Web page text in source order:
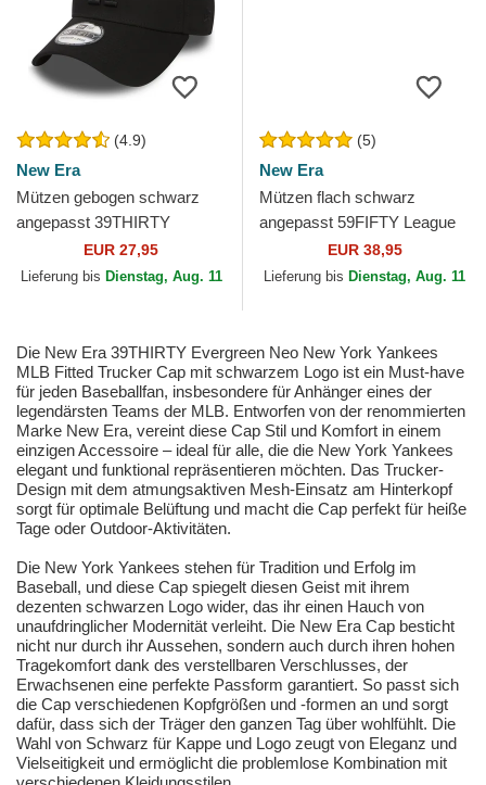
(4.9)
New Era
Mützen gebogen schwarz
angepasst 39THIRTY
Essential der Los Angeles
Dodgers MLB von New Era
EUR 27,95
Lieferung bis Dienstag, Aug. 11
(5)
New Era
Mützen flach schwarz
angepasst 59FIFTY League
Essential der Los Angeles
Dodgers MLB von New Era
EUR 38,95
Lieferung bis Dienstag, Aug. 11
Die New Era 39THIRTY Evergreen Neo New York Yankees
MLB Fitted Trucker Cap mit schwarzem Logo ist ein Must-have
für jeden Baseballfan, insbesondere für Anhänger eines der
legendärsten Teams der MLB. Entworfen von der renommierten
Marke New Era, vereint diese Cap Stil und Komfort in einem
einzigen Accessoire – ideal für alle, die die New York Yankees
elegant und funktional repräsentieren möchten. Das Trucker-
Design mit dem atmungsaktiven Mesh-Einsatz am Hinterkopf
sorgt für optimale Belüftung und macht die Cap perfekt für heiße
Tage oder Outdoor-Aktivitäten.
Die New York Yankees stehen für Tradition und Erfolg im
Baseball, und diese Cap spiegelt diesen Geist mit ihrem
dezenten schwarzen Logo wider, das ihr einen Hauch von
unaufdringlicher Modernität verleiht. Die New Era Cap besticht
nicht nur durch ihr Aussehen, sondern auch durch ihren hohen
Tragekomfort dank des verstellbaren Verschlusses, der
Erwachsenen eine perfekte Passform garantiert. So passt sich
die Cap verschiedenen Kopfgrößen und -formen an und sorgt
dafür, dass sich der Träger den ganzen Tag über wohlfühlt. Die
Wahl von Schwarz für Kappe und Logo zeugt von Eleganz und
Vielseitigkeit und ermöglicht die problemlose Kombination mit